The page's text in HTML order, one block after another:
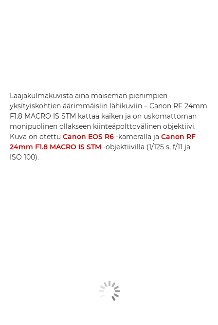
Laajakulmakuvista aina maiseman pienimpien
yksityiskohtien äärimmäisiin lähikuviin – Canon RF 24mm
F1.8 MACRO IS STM kattaa kaiken ja on uskomattoman
monipuolinen ollakseen kiinteäpolttovälinen objektiivi.
Kuva on otettu Canon EOS R6 -kameralla ja Canon RF
24mm F1.8 MACRO IS STM -objektiivilla (1/125 s, f/11 ja
ISO 100).